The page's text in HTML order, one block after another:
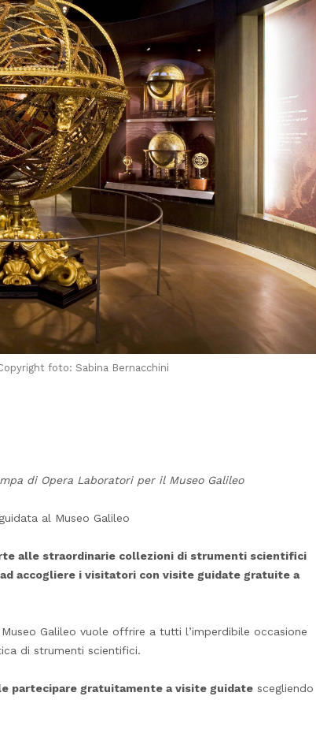
foto: Sabina Bernacchini
di Opera Laboratori per il Museo Galileo
al Museo Galileo
alle straordinarie collezioni di strumenti scientifici
accogliere i visitatori con visite guidate gratuite a
Galileo vuole offrire a tutti l’imperdibile occasione
di strumenti scientifici.
partecipare gratuitamente a visite guidate scegliendo